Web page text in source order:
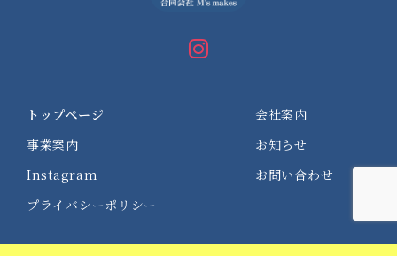
トップページ
会社案内
事業案内
お知らせ
Instagram
お問い合わせ
プライバシーポリシー